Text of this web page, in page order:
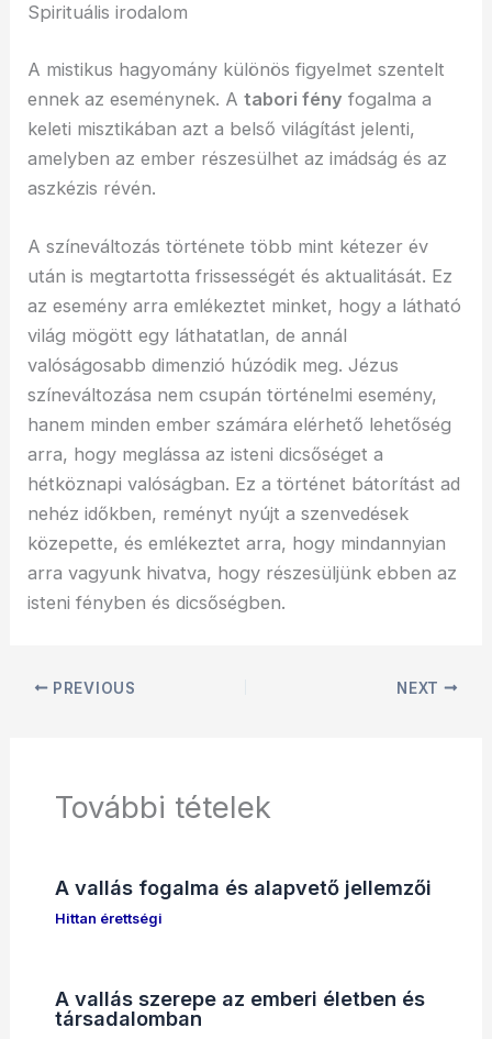
Spirituális irodalom
A mistikus hagyomány különös figyelmet szentelt
ennek az eseménynek. Atabori fény fogalma a
keleti misztikában azt a belső világítást jelenti,
amelyben az ember részesülhet az imádság és az
aszkézis révén.
A színeváltozás története több mint kétezer év
után is megtartotta frissességét és aktualitását. Ez
az esemény arra emlékeztet minket, hogy a látható
világ mögött egy láthatatlan, de annál
valóságosabb dimenzió húzódik meg. Jézus
színeváltozása nem csupán történelmi esemény,
hanem minden ember számára elérhető lehetőség
arra, hogy meglássa az isteni dicsőséget a
hétköznapi valóságban. Ez a történet bátorítást ad
nehéz időkben, reményt nyújt a szenvedések
közepette, és emlékeztet arra, hogy mindannyian
arra vagyunk hivatva, hogy részesüljünk ebben az
isteni fényben és dicsőségben.
PREVIOUS NEXT
További tételek
A vallás fogalma és alapvető jellemzői
Hittan érettségi
A vallás szerepe az emberi életben és
társadalomban